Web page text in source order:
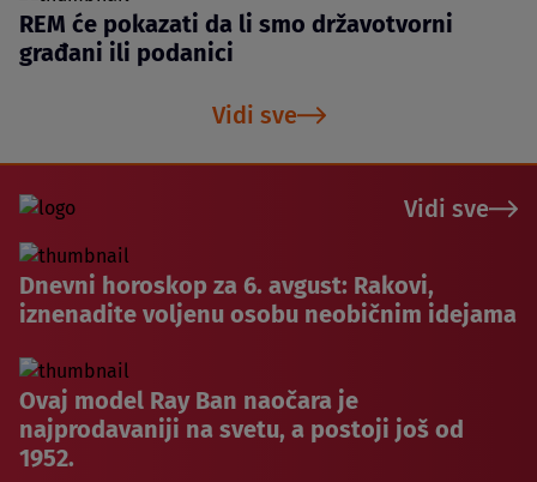
REM će pokazati da li smo državotvorni
građani ili podanici
Vidi sve
Vidi sve
Dnevni horoskop za 6. avgust: Rakovi,
iznenadite voljenu osobu neobičnim idejama
Ovaj model Ray Ban naočara je
najprodavaniji na svetu, a postoji još od
1952.